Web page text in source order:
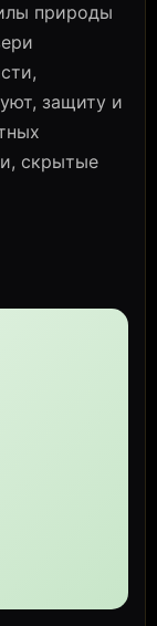
природы
защиту и
скрытые